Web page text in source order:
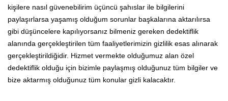
kişilere nasıl güvenebilirim üçüncü şahıslar ile bilgilerini
paylaşırlarsa yaşamış olduğum sorunlar başkalarına aktarılırsa
gibi düşüncelere kapılıyorsanız bilmeniz gereken dedektiflik
alanında gerçekleştirilen tüm faaliyetlerimizin gizlilik esas alınarak
gerçekleştirildiğidir. Hizmet vermekte olduğumuz alan özel
dedektiflik olduğu için bizimle paylaşmış olduğunuz tüm bilgiler ve
bize aktarmış olduğunuz tüm konular gizli kalacaktır.